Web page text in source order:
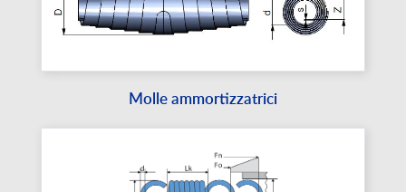
Molle ammortizzatrici